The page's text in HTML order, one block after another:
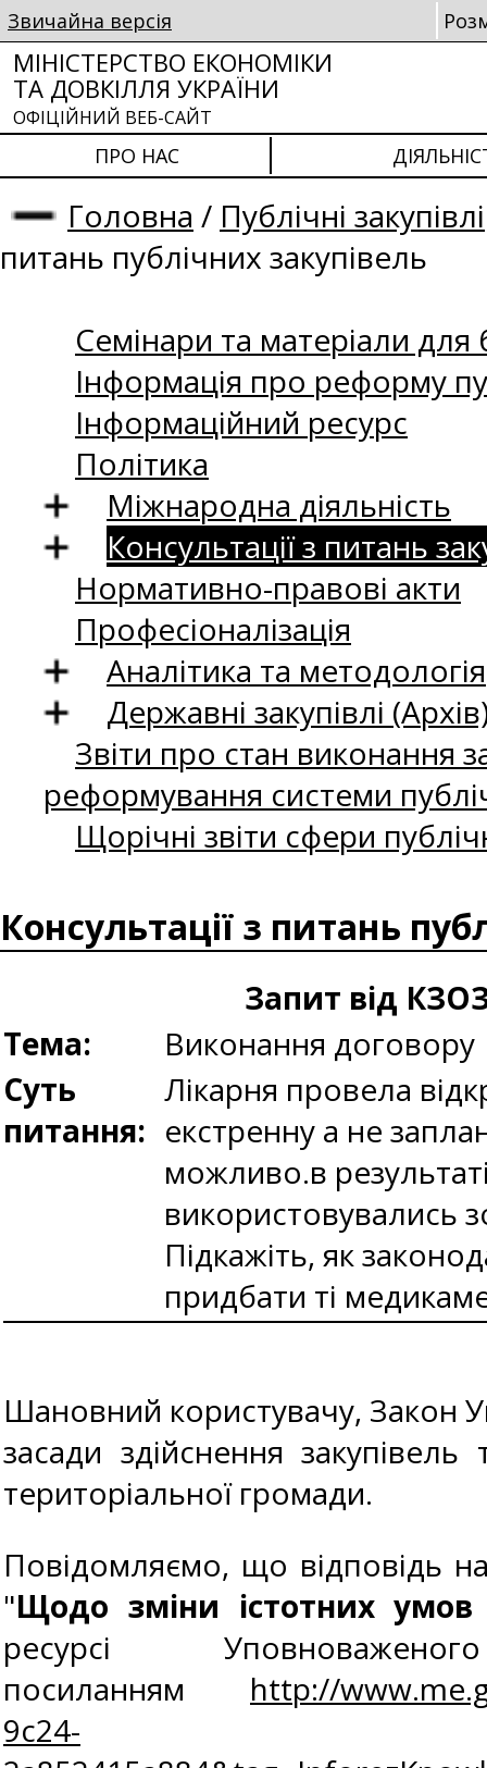
Звичайна версія
МІНІСТЕРСТВО ЕКОНОМІКИ
ТА ДОВКІЛЛЯ УКРАЇНИ
ОФІЦІЙНИЙ ВЕБ-САЙТ
ПРО НАС
Головна / Публічні закупівлі
питань публічних закупівель
Семінари та матеріали для
Інформація про реформу
Інформаційний ресурс
Політика
Міжнародна діяльність
Консультації з питань
Нормативно-правові акти
Професіоналізація
Аналітика та методологія
Державні закупівлі
Звіти про стан виконання
реформування системи
Щорічні звіти сфери
Консультації з питань
Запит від
Тема:
Виконання договору
Суть
питання:
Лікарня провела
екстренну а не
можливо.в
використовувались
Підкажіть, як
придбати ті
Шановний користувачу, Закон
засади здійснення
територіальної громади.
Повідомляємо, що відповідь
"Щодо зміни істотних умов
ресурсі
посиланням http://
9c24-